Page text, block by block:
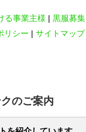
る事業主様 黒服募集
リシー サイトマップ
のご案内